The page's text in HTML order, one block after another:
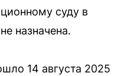
суду в
назначена.
14 августа 2025